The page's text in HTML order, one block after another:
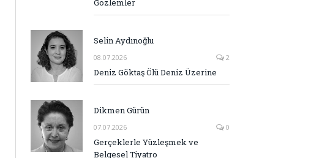
Gözlemler
Selin Aydınoğlu
08.07.2026 2
Deniz Göktaş Ölü Deniz Üzerine
Dikmen Gürün
07.07.2026 0
Gerçeklerle Yüzleşmek ve
Belgesel Tiyatro